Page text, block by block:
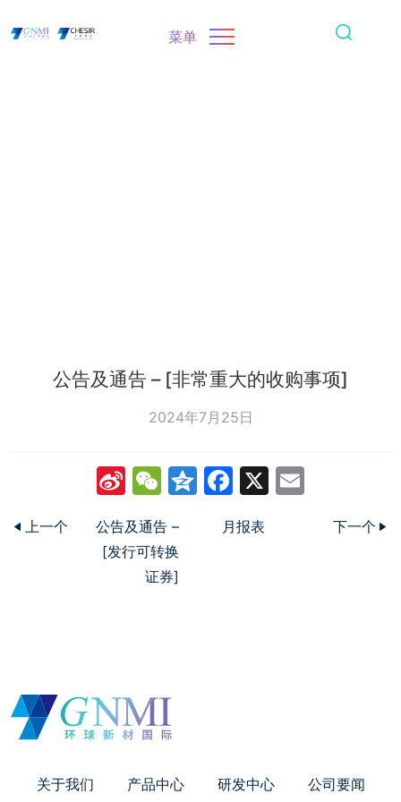
菜单
公告及通告 – [非常重大的收购事项]
2024年7月25日
SinaWeChat
Qzone
Facebook
X
上一个
公告及通告 –
[发行可转换
证券]
月报表 下一个
关于我们 产品中心 研发中心 公司要闻